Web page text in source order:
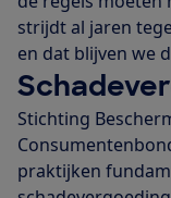
strijdt al jaren
en dat blijven we
Stichting
praktijken